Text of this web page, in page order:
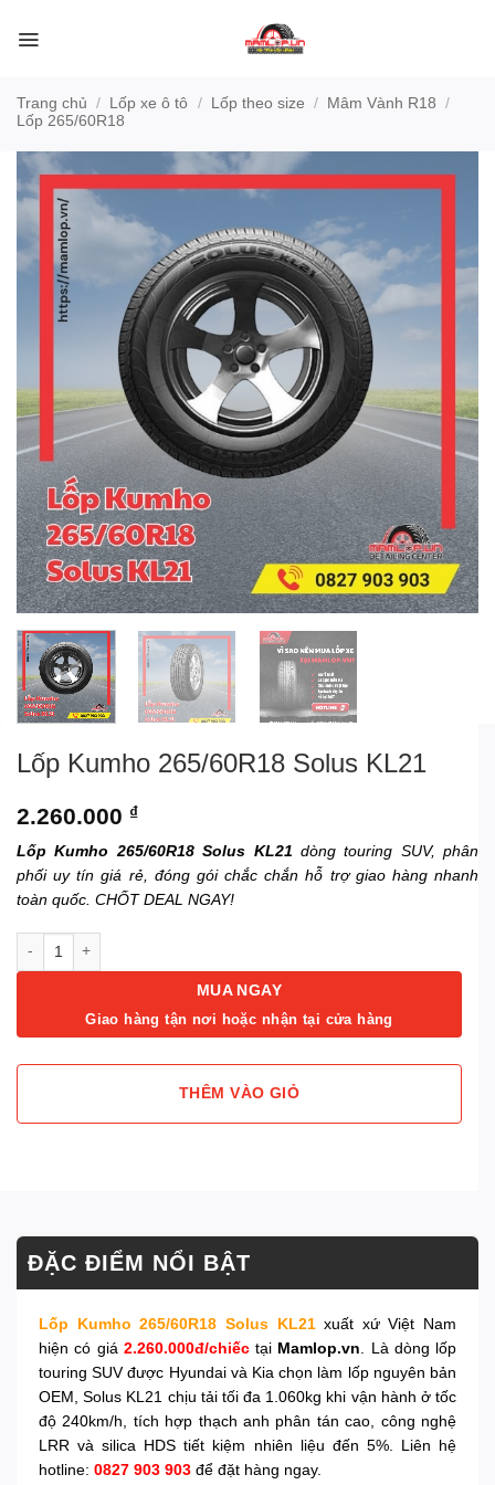
qua
Trang chủ / Lốp xe ô tô / Lốp theo size / Mâm Vành R18 /
Lốp 265/60R18
Lốp Kumho 265/60R18 Solus KL21
2.260.000 ₫
Lốp Kumho 265/60R18 Solus KL21 dòng touring SUV, phân
phối uy tín giá rẻ, đóng gói chắc chắn hỗ trợ giao hàng nhanh
toàn quốc. CHỐT DEAL NGAY!
MUA NGAY
Giao hàng tận nơi hoặc nhận tại cửa hàng
THÊM VÀO GIỎ
ĐẶC ĐIỂM NỔI BẬT
Lốp Kumho 265/60R18 Solus KL21xuất xứ Việt Nam
hiện có giá 2.260.000đ/chiếctại Mamlop.vn. Là dòng lốp
touring SUV được Hyundai và Kia chọn làm lốp nguyên bản
OEM, Solus KL21 chịu tải tối đa 1.060kg khi vận hành ở tốc
độ 240km/h, tích hợp thạch anh phân tán cao, công nghệ
LRR và silica HDS tiết kiệm nhiên liệu đến 5%. Liên hệ
hotline: 0827 903 903 để đặt hàng ngay.